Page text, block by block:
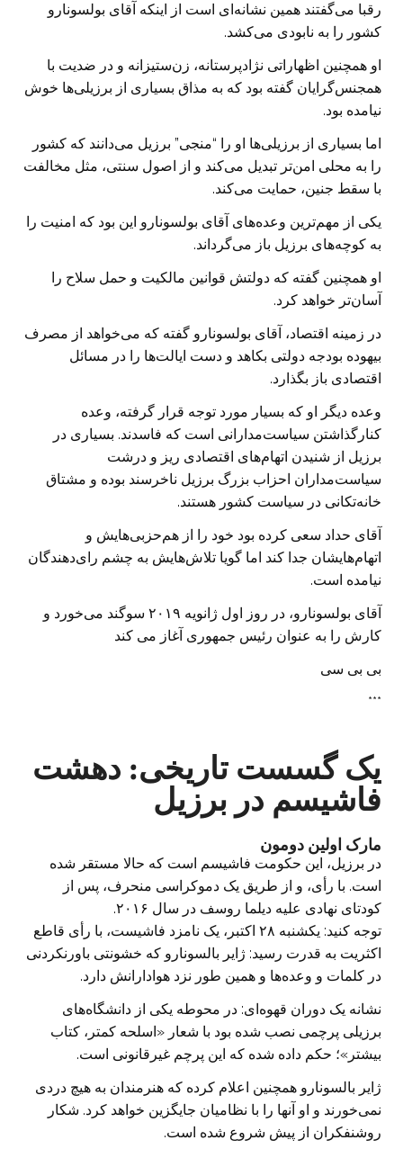
رقبا می‌گفتند همین نشانه‌ای است از اینکه آقای بولسونارو
کشور را به نابودی می‌کشد.
او همچنین اظهاراتی نژادپرستانه، زن‌ستیزانه و در ضدیت با
همجنس‌گرایان گفته بود که به مذاق بسیاری از برزیلی‌ها خوش
نیامده بود.
اما بسیاری از برزیلی‌ها او را “منجی” برزیل می‌دانند که کشور
را به محلی امن‌تر تبدیل می‌کند و از اصول سنتی، مثل مخالفت
با سقط جنین، حمایت می‌کند.
یکی از مهم‌ترین وعده‌های آقای بولسونارو این بود که امنیت را
به کوچه‌های برزیل باز می‌گرداند.
او همچنین گفته که دولتش قوانین مالکیت و حمل سلاح را
آسان‌تر خواهد کرد.
در زمینه اقتصاد، آقای بولسونارو گفته که می‌خواهد از مصرف
بیهوده بودجه دولتی بکاهد و دست ایالت‌ها را در مسائل
اقتصادی باز بگذارد.
وعده دیگر او که بسیار مورد توجه قرار گرفته، وعده
کنارگذاشتن سیاست‌مدارانی است که فاسدند. بسیاری در
برزیل از شنیدن اتهام‌های اقتصادی ریز و درشت
سیاست‌مداران احزاب بزرگ برزیل ناخرسند بوده و مشتاق
خانه‌تکانی در سیاست کشور هستند.
آقای حداد سعی کرده بود خود را از هم‌حزبی‌هایش و
اتهام‌هایشان جدا کند اما گویا تلاش‌هایش به چشم رای‌دهندگان
نیامده است.
آقای بولسونارو، در روز اول ژانویه ۲۰۱۹ سوگند می‌خورد و
کارش را به عنوان رئیس جمهوری آغاز می کند
بی بی سی
***
یک گسست تاریخی: دهشت
فاشیسم در برزیل
مارک اولین دومون
در برزیل، این حکومت فاشیسم است که حالا مستقر شده
است. با رأی، و از طریق یک دموکراسی منحرف، پس از
کودتای نهادی علیه دیلما روسف در سال ۲۰۱۶.
توجه کنید: یکشنبه ۲۸ اکتبر، یک نامزد فاشیست، با رأی قاطع
اکثریت به قدرت رسید: ژایر بالسونارو که خشونتی باورنکردنی‌‌
در کلمات و وعده‌ها و همین طور نزد هوادارانش دارد.
نشانه یک دوران قهوه‌ای: در محوطه یکی از دانشگاه‌های
برزیلی پرچمی نصب شده بود با شعار «اسلحه کمتر، کتاب
بیشتر»؛ حکم داده شده که این پرچم غیرقانونی است.
ژایر بالسونارو همچنین اعلام کرده که هنرمندان به هیچ دردی
نمی‌خورند و او آنها را با نظامیان جایگزین خواهد کرد. شکار
روشنفکران از پیش شروع شده است.